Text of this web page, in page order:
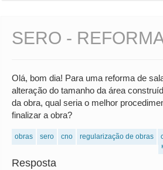
SERO -
Olá, bom dia! Para uma reforma de
alteração do tamanho da área
da obra, qual seria o melhor
finalizar a obra?
obras sero cno regularização de obras
Resposta